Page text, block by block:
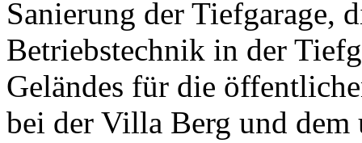
Sanierung der Tiefgarage,
Betriebstechnik in der
Geländes für die
bei der Villa Berg und dem